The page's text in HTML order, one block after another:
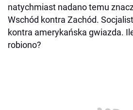
natychmiast nadano temu
Wschód kontra Zachód.
kontra amerykańska gwiazda.
robiono?